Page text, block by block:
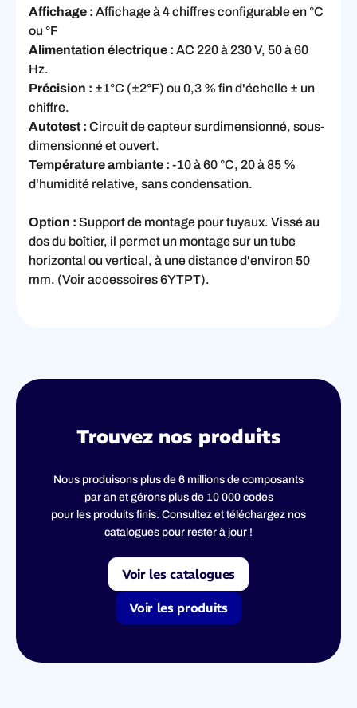
Affichage : Affichage à 4 chiffres configurable en °C
ou °F
Alimentation électrique : AC 220 à 230 V, 50 à 60
Hz.
Précision : ±1°C (±2°F) ou 0,3 % fin d'échelle ± un
chiffre.
Autotest : Circuit de capteur surdimensionné, sous-
dimensionné et ouvert.
Température ambiante : -10 à 60 °C, 20 à 85 %
d'humidité relative, sans condensation.
Option : Support de montage pour tuyaux. Vissé au
dos du boîtier, il permet un montage sur un tube
horizontal ou vertical, à une distance d'environ 50
mm. (Voir accessoires 6YTPT).
Trouvez nos produits
Nous produisons plus de 6 millions de composants
par an et gérons plus de 10 000 codes
pour les produits finis. Consultez et téléchargez nos
catalogues pour rester à jour !
Voir les catalogues
Voir les produits